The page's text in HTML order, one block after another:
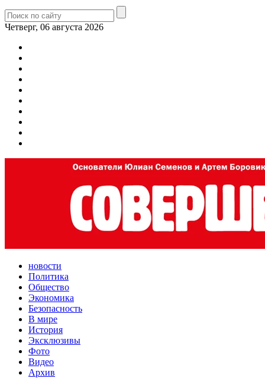
Четверг, 06 августа 2026
новости
Политика
Общество
Экономика
Безопасность
В мире
История
Эксклюзивы
Фото
Видео
Архив